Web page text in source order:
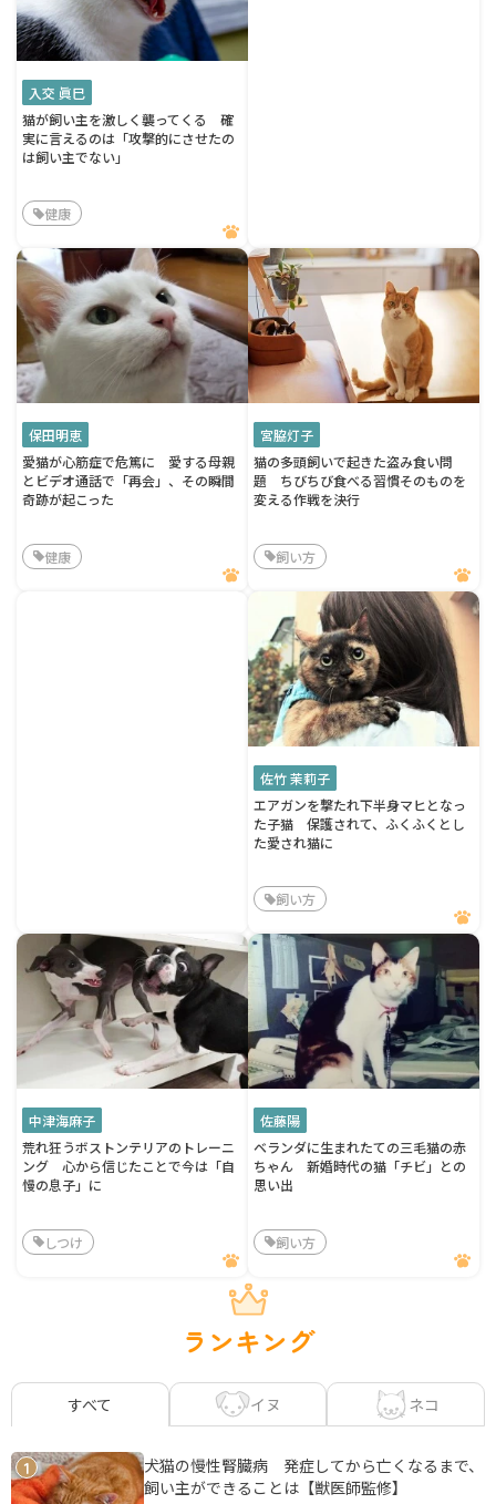
入交 眞巳
猫が飼い主を激しく襲ってくる 確
実に言えるのは「攻撃的にさせたの
は飼い主でない」
健康
保田明恵
愛猫が心筋症で危篤に 愛する母親
とビデオ通話で「再会」、その瞬間
奇跡が起こった
健康
宮脇灯子
猫の多頭飼いで起きた盗み食い問
題 ちびちび食べる習慣そのものを
変える作戦を決行
飼い方
佐竹 茉莉子
エアガンを撃たれ下半身マヒとなっ
た子猫 保護されて、ふくふくとし
た愛され猫に
飼い方
中津海麻子
荒れ狂うボストンテリアのトレーニ
ング 心から信じたことで今は「自
慢の息子」に
しつけ
佐藤陽
ベランダに生まれたての三毛猫の赤
ちゃん 新婚時代の猫「チビ」との
思い出
飼い方
ランキング
すべて イヌ ネコ
1
犬猫の慢性腎臓病 発症してから亡くなるまで、
飼い主ができることは【獣医師監修】